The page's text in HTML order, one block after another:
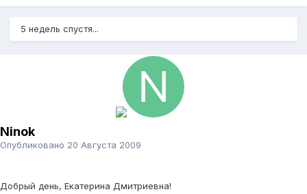
5 недель спустя...
Ninok
Опубликовано 20 Августа 2009
Добрый день, Екатерина Дмитриевна!